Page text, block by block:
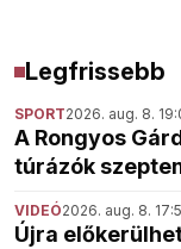
Legfrissebb
SPORT2026. aug. 8.
A Rongyos
túrázók
VIDEÓ2026. aug. 8.
Újra